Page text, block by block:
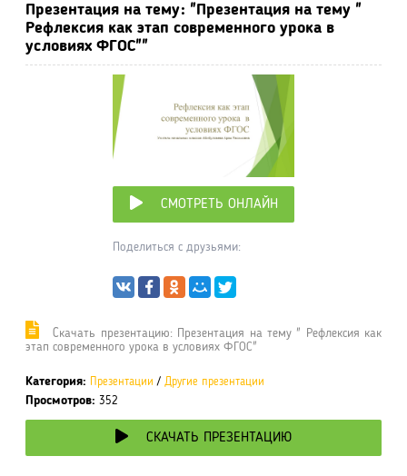
Презентация на тему: "Презентация на тему "
Рефлексия как этап современного урока в
условиях ФГОС""
СМОТРЕТЬ ОНЛАЙН
Поделиться с друзьями:
Cкачать презентацию: Презентация на тему " Рефлексия как
этап современного урока в условиях ФГОС"
Категория: Презентации / Другие презентации
Просмотров: 352
СКАЧАТЬ ПРЕЗЕНТАЦИЮ